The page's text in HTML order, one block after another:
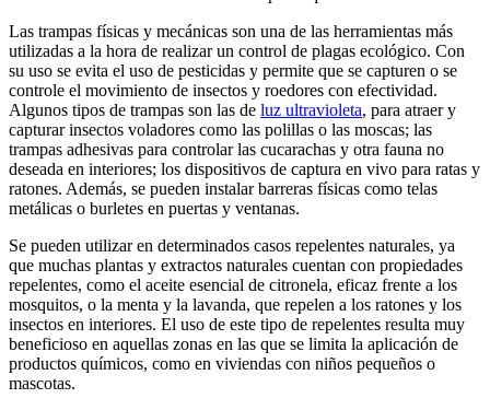
Las trampas físicas y mecánicas son una de las herramientas más
utilizadas a la hora de realizar un control de plagas ecológico. Con
su uso se evita el uso de pesticidas y permite que se capturen o se
controle el movimiento de insectos y roedores con efectividad.
Algunos tipos de trampas son las de luz ultravioleta, para atraer y
capturar insectos voladores como las polillas o las moscas; las
trampas adhesivas para controlar las cucarachas y otra fauna no
deseada en interiores; los dispositivos de captura en vivo para ratas y
ratones. Además, se pueden instalar barreras físicas como telas
metálicas o burletes en puertas y ventanas.
Se pueden utilizar en determinados casos repelentes naturales, ya
que muchas plantas y extractos naturales cuentan con propiedades
repelentes, como el aceite esencial de citronela, eficaz frente a los
mosquitos, o la menta y la lavanda, que repelen a los ratones y los
insectos en interiores. El uso de este tipo de repelentes resulta muy
beneficioso en aquellas zonas en las que se limita la aplicación de
productos químicos, como en viviendas con niños pequeños o
mascotas.